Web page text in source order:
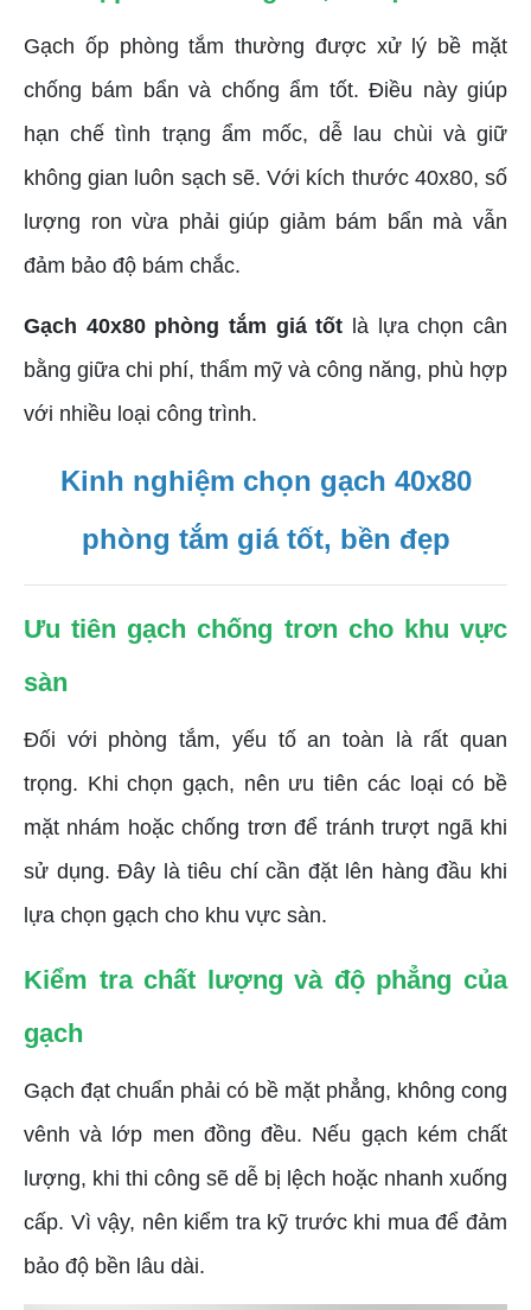
Gạch ốp phòng tắm thường được xử lý bề mặt
chống bám bẩn và chống ẩm tốt. Điều này giúp
hạn chế tình trạng ẩm mốc, dễ lau chùi và giữ
không gian luôn sạch sẽ. Với kích thước 40x80, số
lượng ron vừa phải giúp giảm bám bẩn mà vẫn
đảm bảo độ bám chắc.
Gạch 40x80 phòng tắm giá tốt là lựa chọn cân
bằng giữa chi phí, thẩm mỹ và công năng, phù hợp
với nhiều loại công trình.
Kinh nghiệm chọn gạch 40x80
phòng tắm giá tốt, bền đẹp
Ưu tiên gạch chống trơn cho khu vực
sàn
Đối với phòng tắm, yếu tố an toàn là rất quan
trọng. Khi chọn gạch, nên ưu tiên các loại có bề
mặt nhám hoặc chống trơn để tránh trượt ngã khi
sử dụng. Đây là tiêu chí cần đặt lên hàng đầu khi
lựa chọn gạch cho khu vực sàn.
Kiểm tra chất lượng và độ phẳng của
gạch
Gạch đạt chuẩn phải có bề mặt phẳng, không cong
vênh và lớp men đồng đều. Nếu gạch kém chất
lượng, khi thi công sẽ dễ bị lệch hoặc nhanh xuống
cấp. Vì vậy, nên kiểm tra kỹ trước khi mua để đảm
bảo độ bền lâu dài.